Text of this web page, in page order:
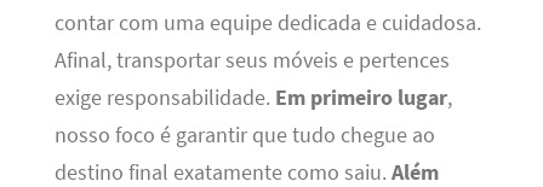
contar com uma equipe dedicada e cuidadosa.
Afinal, transportar seus móveis e pertences
exige responsabilidade. Em primeiro lugar,
nosso foco é garantir que tudo chegue ao
destino final exatamente como saiu. Além